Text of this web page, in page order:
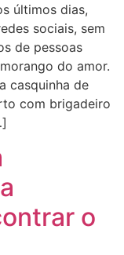
últimos dias,
sociais, sem
de pessoas
do amor.
casquinha de
com brigadeiro
o